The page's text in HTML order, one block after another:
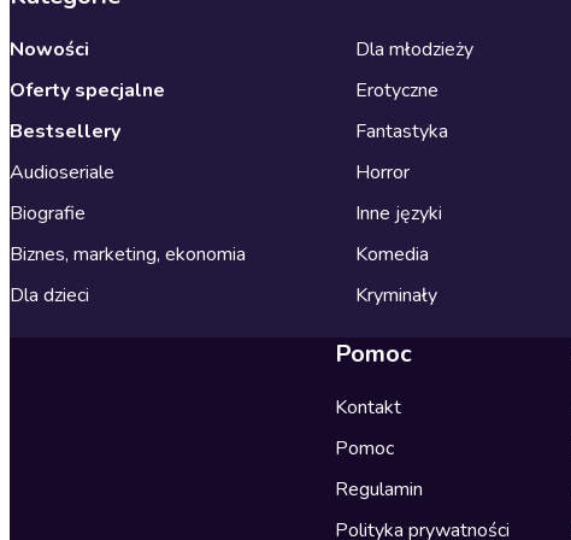
Nowości
Oferty specjalne
Bestsellery
Audioseriale
Biografie
Biznes, marketing, ekonomia
Dla dzieci
Dla młodzieży
Erotyczne
Fantastyka
Horror
Inne języki
Komedia
Kryminały
Pomoc
Kontakt
Pomoc
Regulamin
Polityka prywatności